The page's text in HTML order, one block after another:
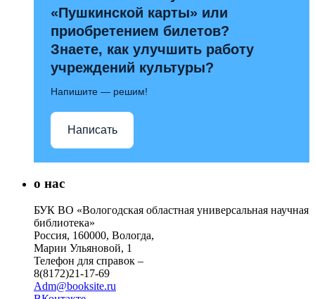
«Пушкинской карты» или
приобретением билетов?
Знаете, как улучшить работу
учреждений культуры?
Напишите — решим!
Написать
о нас
БУК ВО «Вологодская областная универсальная научная
библиотека»
Россия, 160000, Вологда,
Марии Ульяновой, 1
Телефон для справок –
8(8172)21-17-69
Adm@booksite.ru